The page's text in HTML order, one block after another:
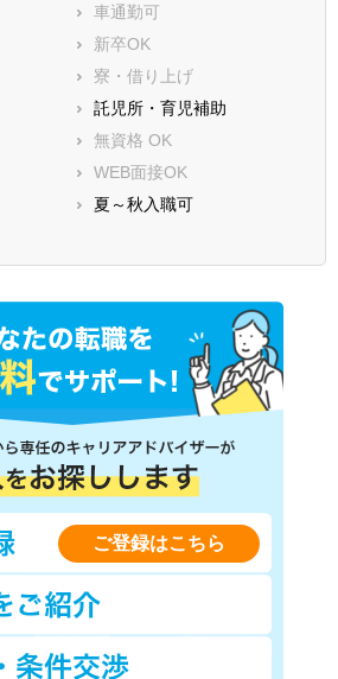
車通勤可
新卒OK
寮・借り上げ
託児所・育児補助
無資格 OK
WEB面接OK
夏～秋入職可
ご登録はこちら